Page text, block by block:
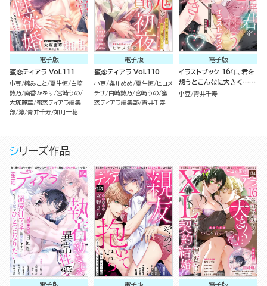
電子版
蜜恋ティアラ Vol.111
小豆 櫁みこと 夏生恒 白崎
詩乃 南香かをり
宮崎うの
大塚麗華 蜜恋ティアラ編集
部 濘 青井千寿 如月一花
電子版
蜜恋ティアラ Vol.110
小豆 粂川めめ 夏生恒
ヒロメ
チサ
白崎詩乃 宮崎うの 蜜
恋ティアラ編集部 青井千寿
電子版
イラストブック 16年、君を
想うとこんなに大きく…
～XLなエリート捜査官と契
小豆 青井千寿
シリーズ作品
電子版
電子版
電子版